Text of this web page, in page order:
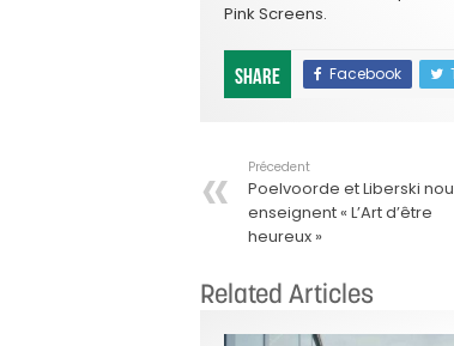
Pink Screens.
Share Facebook
Précedent
Poelvoorde et Liberski
enseignent « L’Art d’être
heureux »
Related Articles